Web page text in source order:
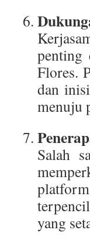
penting
Flores.
dan
menuju
Salah
yang